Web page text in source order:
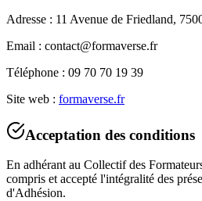
Adresse : 11 Avenue de Friedland,
Email : contact@formaverse.fr
Téléphone : 09 70 70 19 39
Site web : formaverse.fr
Acceptation des conditions
En adhérant au Collectif des
compris et accepté l'intégralité des
d'Adhésion.